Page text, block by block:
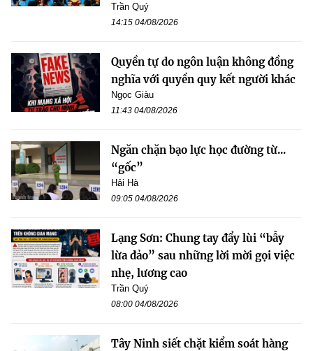
Trần Quý
14:15 04/08/2026
Quyền tự do ngôn luận không đồng
nghĩa với quyền quy kết người khác
Ngọc Giàu
11:43 04/08/2026
Ngăn chặn bạo lực học đường từ...
“gốc”
Hải Hà
09:05 04/08/2026
Lạng Sơn: Chung tay đẩy lùi “bẫy
lừa đảo” sau những lời mời gọi việc
nhẹ, lương cao
Trần Quý
08:00 04/08/2026
Tây Ninh siết chặt kiểm soát hàng